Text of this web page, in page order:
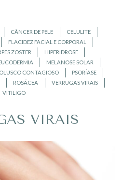
CÂNCER DE PELE
CELULITE
FLACIDEZ FACIAL E CORPORAL
ZOSTER
HIPERIDROSE
MELANOSE SOLAR
CONTAGIOSO
PSORÍASE
ROSÁCEA
VERRUGAS VIRAIS
VITILIGO
VIRAIS